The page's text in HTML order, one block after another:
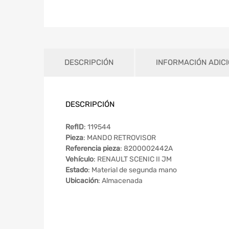
DESCRIPCIÓN INFORMACIÓN
DESCRIPCIÓN
RefID: 119544
Pieza: MANDO RETROVISOR
Referencia pieza: 8200002442A
Vehículo: RENAULT SCENIC II JM
Estado: Material de segunda mano
Ubicación: Almacenada